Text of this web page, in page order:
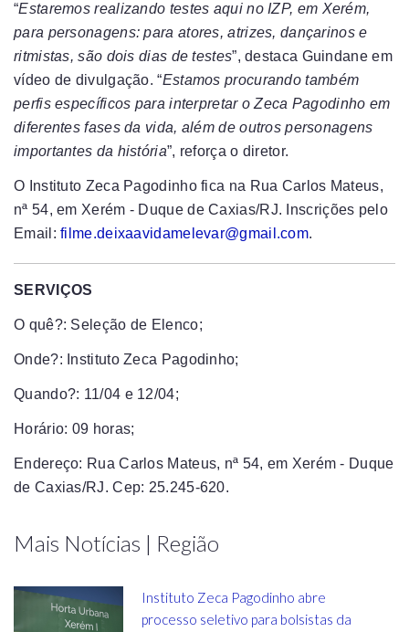
“Estaremos realizando testes aqui no IZP, em Xerém,
para personagens: para atores, atrizes, dançarinos e
ritmistas, são dois dias de testes”, destaca Guindane em
vídeo de divulgação. “Estamos procurando também
perfis específicos para interpretar o Zeca Pagodinho em
diferentes fases da vida, além de outros personagens
importantes da história”, reforça o diretor.
O Instituto Zeca Pagodinho fica na Rua Carlos Mateus,
nª 54, em Xerém - Duque de Caxias/RJ.
Inscrições pelo
Email:filme.deixaavidamelevar@gmail.com.
SERVIÇOS
O quê?: Seleção de Elenco;
Onde?: Instituto Zeca Pagodinho;
Quando?: 11/04 e 12/04;
Horário: 09 horas;
Endereço: Rua Carlos Mateus, nª 54, em Xerém - Duque
de Caxias/RJ. Cep: 25.245-620.
Mais Notícias | Região
Instituto Zeca Pagodinho abre
processo seletivo para bolsistas da